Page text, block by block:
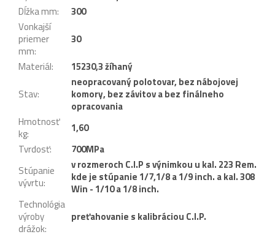
Dĺžka mm:
300
Vonkajší
priemer
mm:
30
Materiál:
15230,3 žíhaný
Stav:
neopracovaný polotovar, bez nábojovej
komory, bez závitov a bez finálneho
opracovania
Hmotnosť
kg:
1,60
Tvrdosť:
700MPa
Stúpanie
vývrtu:
v rozmeroch C.I.P s výnimkou u kal. 223 Rem.
kde je stúpanie 1/7,1/8 a 1/9 inch. a kal. 308
Win - 1/10 a 1/8 inch.
Technológia
výroby
drážok:
preťahovanie s kalibráciou C.I.P.